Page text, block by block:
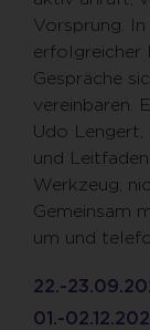
Vorsprung.
erfolgreicher
Gespräche
vereinbaren.
Udo
und
Werkzeug,
Gemeinsam
um und
22.-
01.-